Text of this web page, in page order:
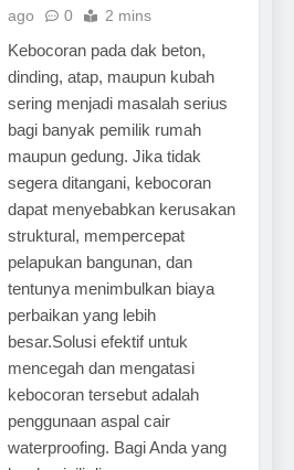
ago
0 2 mins
Kebocoran pada dak beton,
dinding, atap, maupun kubah
sering menjadi masalah serius
bagi banyak pemilik rumah
maupun gedung. Jika tidak
segera ditangani, kebocoran
dapat menyebabkan kerusakan
struktural, mempercepat
pelapukan bangunan, dan
tentunya menimbulkan biaya
perbaikan yang lebih
besar.Solusi efektif untuk
mencegah dan mengatasi
kebocoran tersebut adalah
penggunaan aspal cair
waterproofing. Bagi Anda yang